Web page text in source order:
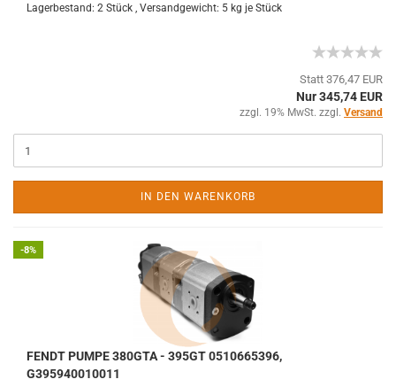
Lagerbestand: 2 Stück , Versandgewicht: 5 kg je Stück
Statt 376,47 EUR
Nur 345,74 EUR
zzgl. 19% MwSt. zzgl. Versand
IN DEN WARENKORB
-8%
FENDT PUMPE 380GTA - 395GT 0510665396,
G395940010011